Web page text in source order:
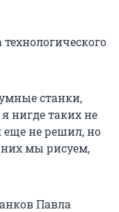
станки,
нигде таких не
еще не решил, но
мы рисуем,
Павла